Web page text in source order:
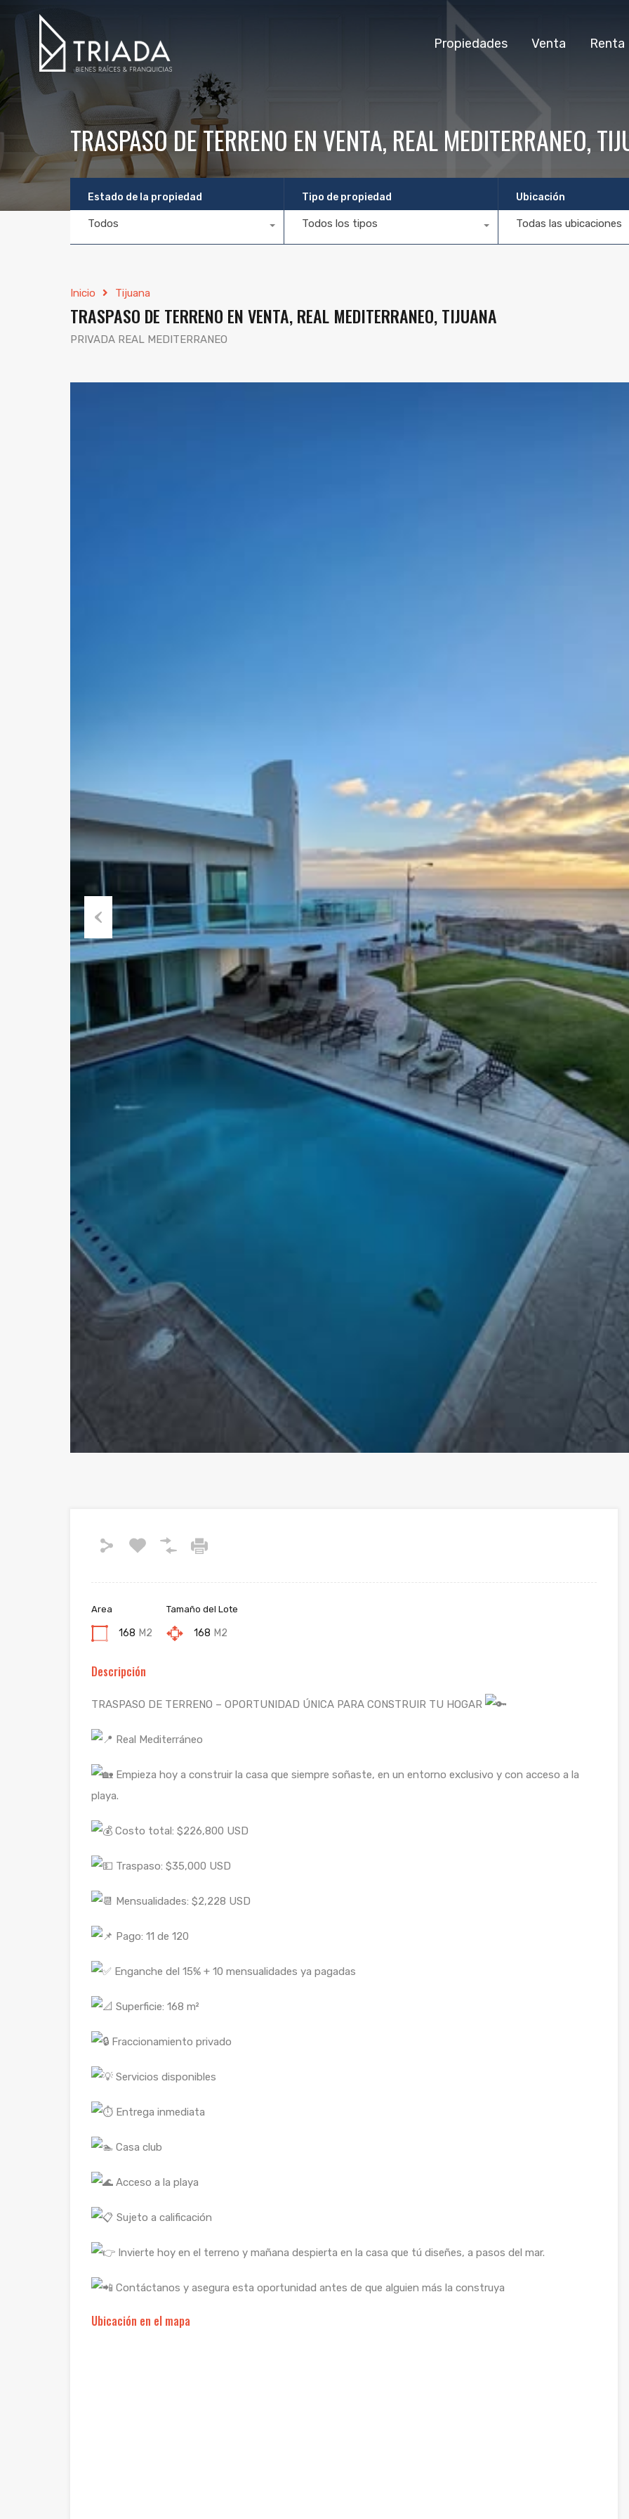
Propiedades Venta Renta
TRASPASO DE TERRENO EN VENTA, REAL MEDITERRANEO,
Estado de la propiedad
Todos
Tipo de propiedad
Todos los tipos
Ubicación
Todas las ubicaciones
Inicio Tijuana
TRASPASO DE TERRENO EN VENTA, REAL MEDITERRANEO, TIJUANA
PRIVADA REAL MEDITERRANEO
Previous
Area
168 M2
Tamaño del Lote
168 M2
Descripción
TRASPASO DE TERRENO – OPORTUNIDAD ÚNICA PARA CONSTRUIR TU HOGAR
Real Mediterráneo
Empieza hoy a construir la casa que siempre soñaste, en un entorno exclusivo y con acceso a la
playa.
Costo total: $226,800 USD
Traspaso: $35,000 USD
Mensualidades: $2,228 USD
Pago: 11 de 120
Enganche del 15% + 10 mensualidades ya pagadas
Superficie: 168 m²
Fraccionamiento privado
Servicios disponibles
Entrega inmediata
Casa club
Acceso a la playa
Sujeto a calificación
Invierte hoy en el terreno y mañana despierta en la casa que tú diseñes, a pasos del mar.
Contáctanos y asegura esta oportunidad antes de que alguien más la construya
Ubicación en el mapa